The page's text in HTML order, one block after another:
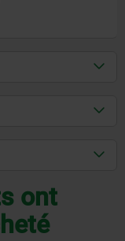
ont